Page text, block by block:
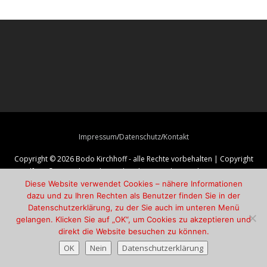
Impressum Datenschutz Kontakt
Copyright © 2026 Bodo Kirchhoff - alle Rechte vorbehalten | Copyright
Titelfoto © 2026 Alexander Paul Englert (aus dem Buch "Momentum",
Wienand Verlag)
Diese Website verwendet Cookies – nähere Informationen
dazu und zu Ihren Rechten als Benutzer finden Sie in der
Datenschutzerklärung, zu der Sie auch im unteren Menü
gelangen. Klicken Sie auf „OK“, um Cookies zu akzeptieren und
direkt die Website besuchen zu können.
OK Nein Datenschutzerklärung